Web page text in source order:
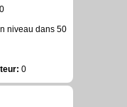
0
niveau dans 50
0